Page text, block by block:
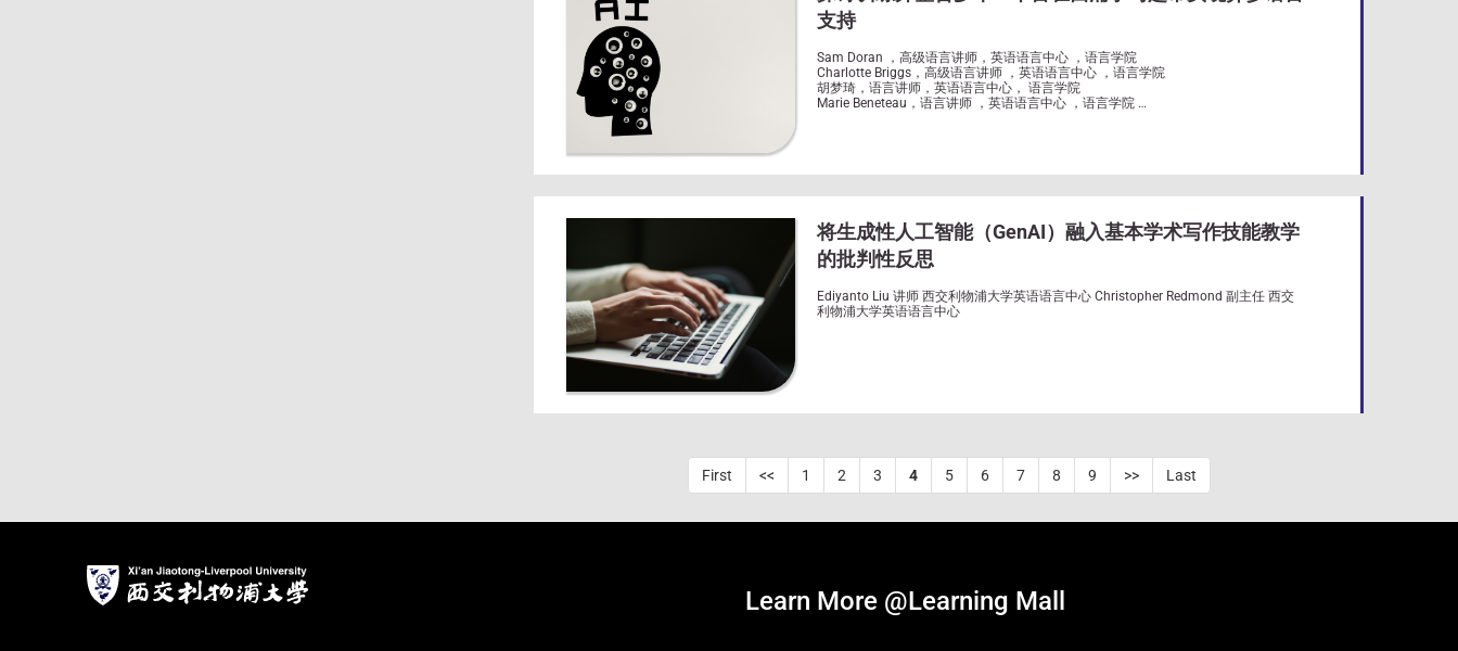
支持
Sam Doran ，高级语言讲师，英语语言中心 ，语言学院
Charlotte Briggs，高级语言讲师 ，英语语言中心 ，语言学院
胡梦琦，语言讲师，英语语言中心， 语言学院
Marie Beneteau，语言讲师 ，英语语言中心 ，语言学院
将生成性人工智能（GenAI）融入基本学术写作技能教学
的批判性反思
Ediyanto Liu 讲师 西交利物浦大学英语语言中心 Christopher Redmond 副主任 西交
利物浦大学英语语言中心
First << 1 2 3 4 5 6 7 8 9 >> Last
Learn More @Learning Mall